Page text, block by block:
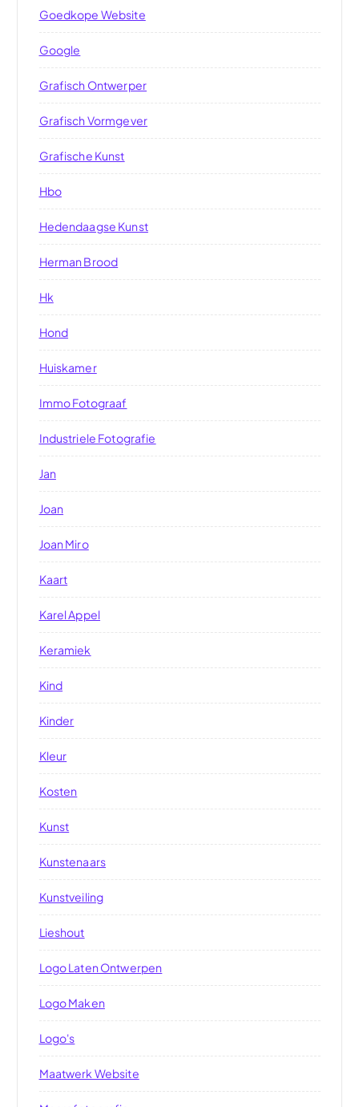
Goedkope Website
Google
Grafisch Ontwerper
Grafisch Vormgever
Grafische Kunst
Hbo
Hedendaagse Kunst
Herman Brood
Hk
Hond
Huiskamer
Immo Fotograaf
Industriele Fotografie
Jan
Joan
Joan Miro
Kaart
Karel Appel
Keramiek
Kind
Kinder
Kleur
Kosten
Kunst
Kunstenaars
Kunstveiling
Lieshout
Logo Laten Ontwerpen
Logo Maken
Logo's
Maatwerk Website